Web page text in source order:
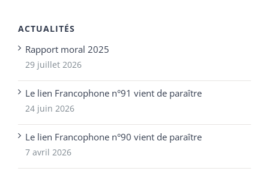
ACTUALITÉS
Rapport moral 2025
29 juillet 2026
Le lien Francophone n°91 vient de paraître
24 juin 2026
Le lien Francophone n°90 vient de paraître
7 avril 2026